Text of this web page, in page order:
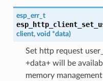
esp_err_t
client, void *data)
Set http request
+data+ will be
memory